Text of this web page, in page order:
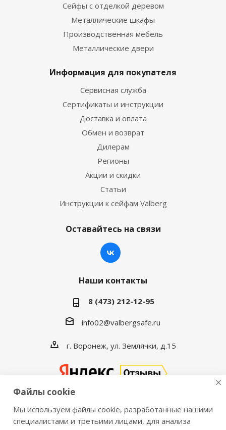
Сейфы с отделкой деревом
Металлические шкафы
Производственная мебель
Металлические двери
Информация для покупателя
Сервисная служба
Сертификаты и инструкции
Доставка и оплата
Обмен и возврат
Дилерам
Регионы
Акции и скидки
Статьи
Инструкции к сейфам Valberg
Оставайтесь на связи
Наши контакты
8 (473) 212-12-95
info02@valbergsafe.ru
г. Воронеж, ул. Землячки, д.15
2016-2026 © VALBERGSAFE.RU — Интернет-магазин
Файлы cookie
Мы используем файлы cookie, разработанные нашими
специалистами и третьими лицами, для анализа